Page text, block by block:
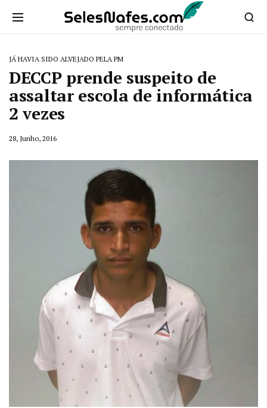
JÁ HAVIA SIDO ALVEJADO PELA PM
DECCP prende suspeito de
assaltar escola de informática
2 vezes
28, Junho, 2016